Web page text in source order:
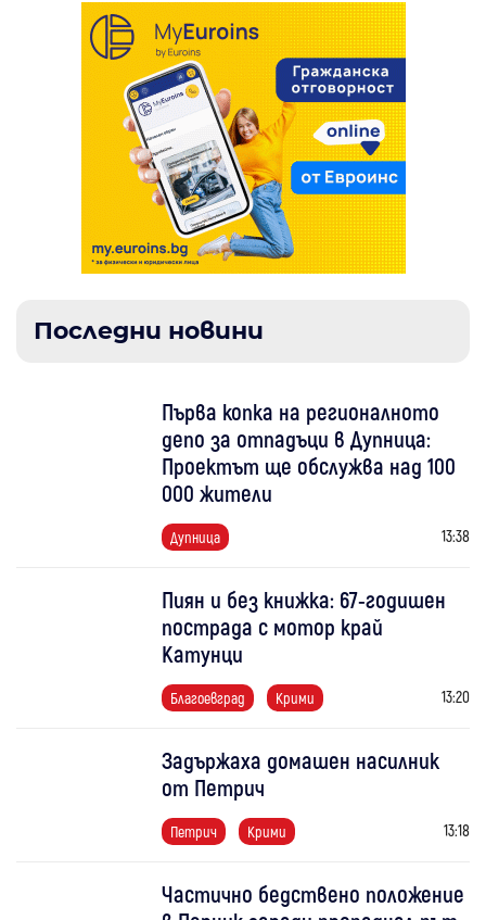
Последни новини
Първа копка на регионалното
депо за отпадъци в Дупница:
Проектът ще обслужва над 100
000 жители
Дупница 13:38
Пиян и без книжка: 67-годишен
пострада с мотор край
Катунци
Благоевград Крими 13:20
Задържаха домашен насилник
от Петрич
Петрич Крими 13:18
Частично бедствено положение